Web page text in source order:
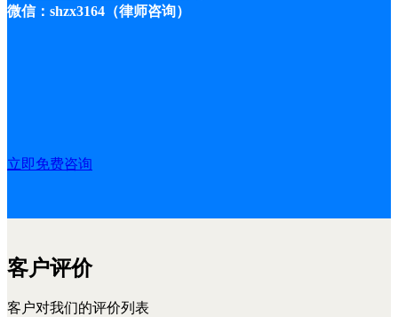
微信：shzx3164（律师咨询）
立即免费咨询
客户评价
客户对我们的评价列表